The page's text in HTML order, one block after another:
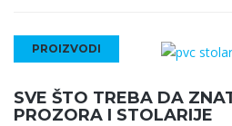
PROIZVODI
SVE ŠTO TREBA DA
PROZORA I STOLARIJE